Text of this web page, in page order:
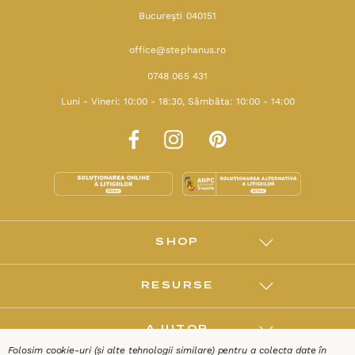
Bucureşti 040151
office@stephanus.ro
0748 065 431
Luni - Vineri: 10:00 - 18:30, Sâmbăta: 10:00 - 14:00
SHOP
RESURSE
AJUTOR
Folosim cookie-uri (și alte tehnologii similare) pentru a colecta date în